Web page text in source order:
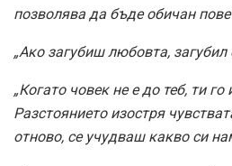
позволява да бъде обичан
„Ако загубиш любовта, загубил
„Когато човек не е до теб, ти
Разстоянието изостря
отново, се учудваш какво си